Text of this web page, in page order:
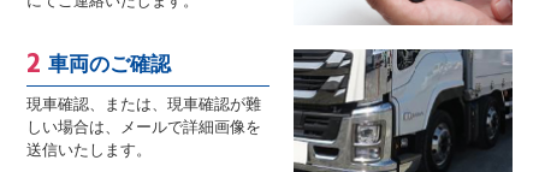
車両のご確認
現車確認、または、現車確認が難
しい場合は、メールで詳細画像を
送信いたします。